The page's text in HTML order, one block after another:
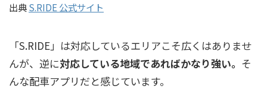
出典S.RIDE 公式サイト
「S.RIDE」は対応しているエリアこそ広くはありませ
んが、逆に対応している地域であればかなり強い。 そ
んな配車アプリだと感じています。